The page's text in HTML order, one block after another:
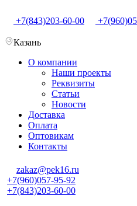
+7(843)203-60-00
Казань
О компании
Наши проекты
Реквизиты
Статьи
Новости
Доставка
Оплата
Оптовикам
Контакты
zakaz@pek16.ru
+7(960)057-95-92
+7(843)203-60-00